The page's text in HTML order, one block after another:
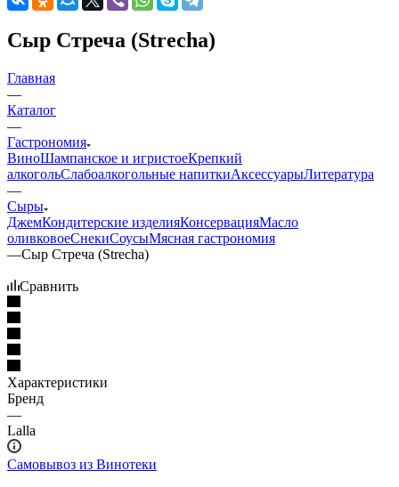
Сыр Стреча (Strecha)
Главная
—
Каталог
—
Гастрономия
ВиноШампанское и игристоеКрепкий
алкогольСлабоалкогольные напиткиАксессуарыЛитература
—
Сыры
ДжемКондитерские изделияКонсервацияМасло
оливковоеСнекиСоусыМясная гастрономия
—Сыр Стреча (Strecha)
Сравнить
Характеристики
Бренд
—
Lalla
Самовывоз из Винотеки